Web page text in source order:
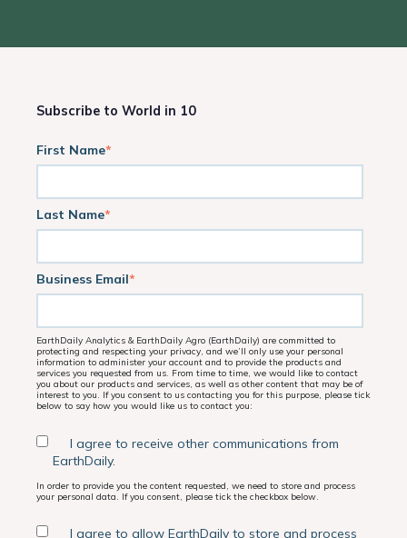
Subscribe to World in 10
First Name*
Last Name*
Business Email*
EarthDaily Analytics & EarthDaily Agro (EarthDaily) are committed to
protecting and respecting your privacy, and we’ll only use your personal
information to administer your account and to provide the products and
services you requested from us. From time to time, we would like to contact
you about our products and services, as well as other content that may be of
interest to you. If you consent to us contacting you for this purpose, please tick
below to say how you would like us to contact you:
I agree to receive other communications from
EarthDaily.
In order to provide you the content requested, we need to store and process
your personal data. If you consent, please tick the checkbox below.
I agree to allow EarthDaily to store and process